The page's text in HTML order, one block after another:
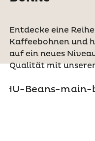
Entdecke eine
Kaffeebohnen und
auf ein neues
Qualität mit